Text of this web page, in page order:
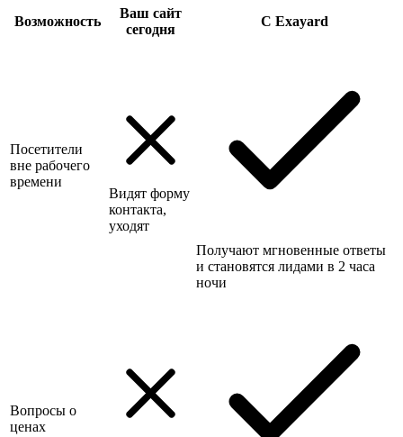
Возможность
Ваш сайт
сегодня
С Exayard
Посетители
вне рабочего
времени
Видят форму
контакта,
уходят
Получают мгновенные ответы
и становятся лидами в 2 часа
ночи
Вопросы о
ценах